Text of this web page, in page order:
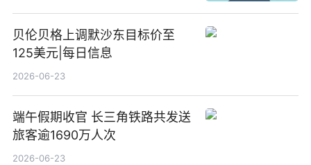
贝伦贝格上调默沙东目标价至
125美元|每日信息
2026-06-23
端午假期收官 长三角铁路共发送
旅客逾1690万人次
2026-06-23